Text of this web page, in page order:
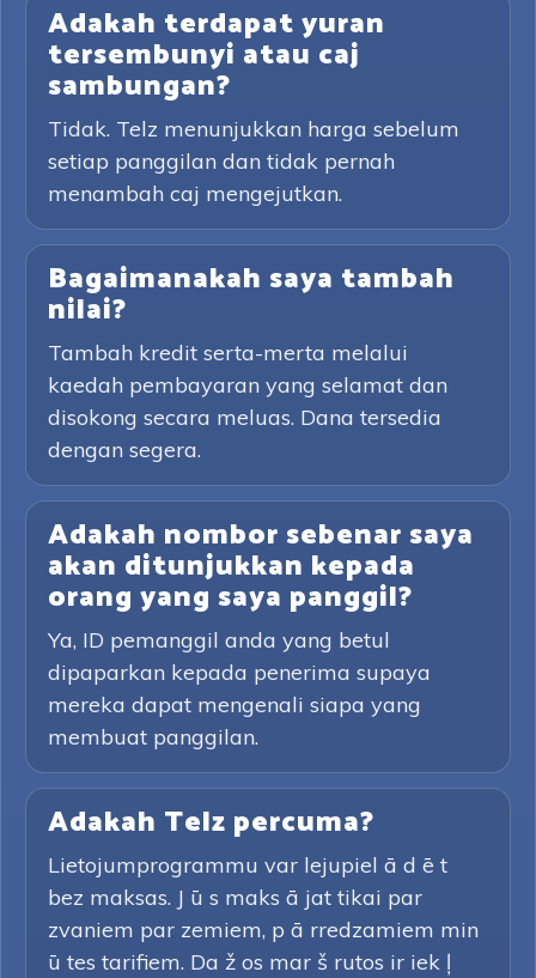
Adakah terdapat yuran
tersembunyi atau caj
sambungan?
Tidak. Telz menunjukkan harga sebelum
setiap panggilan dan tidak pernah
menambah caj mengejutkan.
Bagaimanakah saya tambah
nilai?
Tambah kredit serta-merta melalui
kaedah pembayaran yang selamat dan
disokong secara meluas. Dana tersedia
dengan segera.
Adakah nombor sebenar saya
akan ditunjukkan kepada
orang yang saya panggil?
Ya, ID pemanggil anda yang betul
dipaparkan kepada penerima supaya
mereka dapat mengenali siapa yang
membuat panggilan.
Adakah Telz percuma?
Lietojumprogrammu var lejupiel ā d ē t
bez maksas. J ū s maks ā jat tikai par
zvaniem par zemiem, p ā rredzamiem min
ū tes tarifiem. Da ž os mar š rutos ir iek ļ